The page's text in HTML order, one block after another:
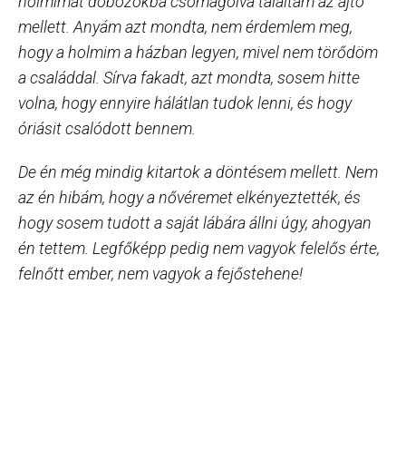
mellett. Anyám azt mondta, nem érdemlem meg,
hogy a holmim a házban legyen, mivel nem törődöm
a családdal. Sírva fakadt, azt mondta, sosem hitte
volna, hogy ennyire hálátlan tudok lenni, és hogy
óriásit csalódott bennem.
De én még mindig kitartok a döntésem mellett. Nem
az én hibám, hogy a nővéremet elkényeztették, és
hogy sosem tudott a saját lábára állni úgy, ahogyan
én tettem. Legfőképp pedig nem vagyok felelős érte,
felnőtt ember, nem vagyok a fejőstehene!